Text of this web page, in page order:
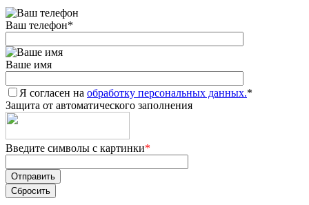
Ваш телефон*
Ваше имя
Я согласен на обработку персональных данных.*
Защита от автоматического заполнения
Введите символы с картинки*